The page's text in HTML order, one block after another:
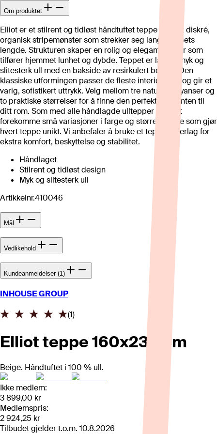
Om produktet
Elliot er et stilrent og tidløst håndtuftet teppe med et diskré,
organisk stripemønster som strekker seg langs teppets
lengde. Strukturen skaper en rolig og elegant tekstur som
tilfører hjemmet lunhet og dybde. Teppet er laget i myk og
slitesterk ull med en bakside av resirkulert bomull. Den
klassiske utformingen passer de fleste interiørstiler og gir et
varig, sofistikert uttrykk. Velg mellom tre naturlige nyanser og
to praktiske størrelser for å finne den perfekte varianten til
ditt rom. Som med alle håndlagde ulltepper kan det
forekomme små variasjoner i farge og størrelse, noe som gjør
hvert teppe unikt. Vi anbefaler å bruke et teppeunderlag for
ekstra komfort, beskyttelse og stabilitet.
Håndlaget
Stilrent og tidløst design
Myk og slitesterk ull
Artikkelnr.410046
Mål
Vedlikehold
Kundeanmeldelser (1)
INHOUSE GROUP
(1)
Elliot teppe 160x230 cm
Beige. Håndtuftet i 100 % ull.
Ikke medlem:
3 899,00 kr
Medlemspris:
2 924,25 kr
Tilbudet gjelder t.o.m. 10.8.2026